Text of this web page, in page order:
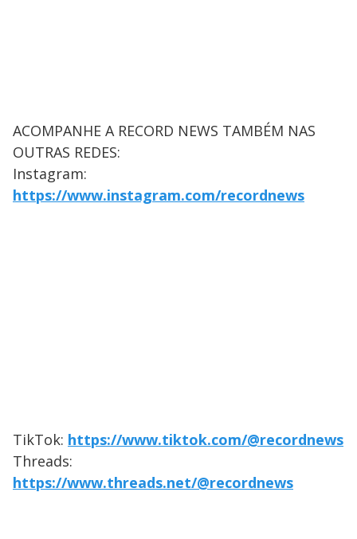
ACOMPANHE A RECORD NEWS TAMBÉM NAS
OUTRAS REDES:
Instagram:
https://www.instagram.com/recordnews
TikTok: https://www.tiktok.com/@recordnews
Threads:
https://www.threads.net/@recordnews